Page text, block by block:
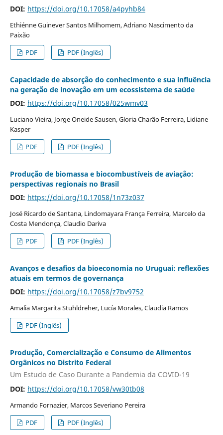
DOI: https://doi.org/10.17058/a4pyhb84
Ethiénne Guinever Santos Milhomem, Adriano Nascimento da
Paixão
PDF
PDF (Inglês)
Capacidade de absorção do conhecimento e sua influência
na geração de inovação em um ecossistema de saúde
DOI: https://doi.org/10.17058/025wmv03
Luciano Vieira, Jorge Oneide Sausen, Gloria Charão Ferreira, Lidiane
Kasper
PDF
PDF (Inglês)
Produção de biomassa e biocombustíveis de aviação:
perspectivas regionais no Brasil
DOI: https://doi.org/10.17058/1n73z037
José Ricardo de Santana, Lindomayara França Ferreira, Marcelo da
Costa Mendonça, Claudio Dariva
PDF
PDF (Inglês)
Avanços e desafios da bioeconomia no Uruguai: reflexões
atuais em termos de governança
DOI: https://doi.org/10.17058/z7bv9752
Amalia Margarita Stuhldreher, Lucía Morales, Claudia Ramos
PDF (Inglês)
Produção, Comercialização e Consumo de Alimentos
Orgânicos no Distrito Federal
Um Estudo de Caso Durante a Pandemia da COVID-19
DOI: https://doi.org/10.17058/vw30tb08
Armando Fornazier, Marcos Severiano Pereira
PDF
PDF (Inglês)